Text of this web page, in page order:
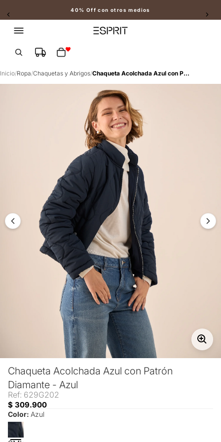
40% Off con otros medios
Slide 2 of 2
Inicio/Ropa/Chaquetas y Abrigos/ Chaqueta Acolchada Azul con Patrón Diamante - Azul
Chaqueta Acolchada Azul con Patrón
Diamante - Azul
Ref: 629G202
$ 309.900
Color: Azul